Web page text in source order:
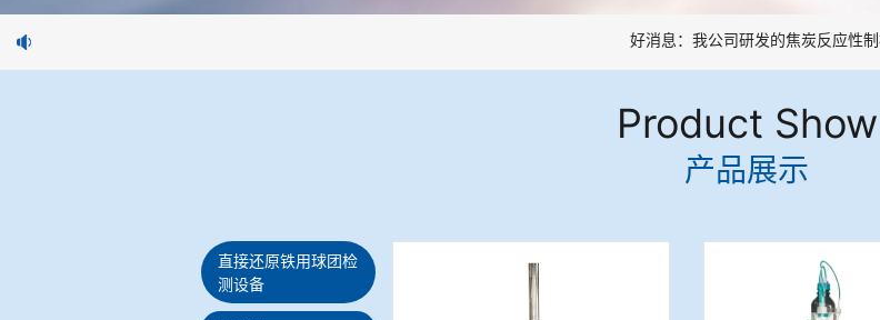
好消息：我公司研发的焦炭反应性制
Product Show
产品展示
直接还原铁用球团检
测设备